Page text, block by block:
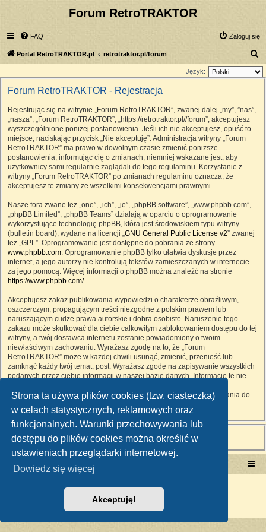
Strona ta używa plików cookies (tzw. ciasteczka)
w celach statystycznych, reklamowych oraz
funkcjonalnych. Warunki przechowywania lub
dostępu do plików cookies można określić w
ustawieniach przeglądarki internetowej.
Dowiedz się więcej
Akceptuję!
Forum RetroTRAKTOR
FAQ Zaloguj się
Portal RetroTRAKTOR.pl retrotraktor.pl/forum
z
Język:
Forum RetroTRAKTOR - Rejestracja
Rejestrując się na witrynie „Forum RetroTRAKTOR”, zwanej dalej „my”, ”nas”,
„nasza”, „Forum RetroTRAKTOR”, „https://retrotraktor.pl//forum”, akceptujesz
wyszczególnione poniżej postanowienia. Jeśli ich nie akceptujesz, opuść to
miejsce, naciskając przycisk „Nie akceptuję”. Administracja witryny „Forum
RetroTRAKTOR” ma prawo w dowolnym czasie zmienić poniższe
postanowienia, informując cię o zmianach, niemniej wskazane jest, aby
użytkownicy sami regularnie zaglądali do tego regulaminu. Korzystanie z
witryny „Forum RetroTRAKTOR” po zmianach regulaminu oznacza, że
akceptujesz te zmiany ze wszelkimi konsekwencjami prawnymi.
Nasze fora zwane też „one”, „ich”, „je”, „phpBB software”, „www.phpbb.com”,
„phpBB Limited”, „phpBB Teams” działają w oparciu o oprogramowanie
wykorzystujące technologię phpBB, która jest środowiskiem typu witryny
(bulletin board), wydane na licencji „GNU General Public License v2” zwanej
też „GPL”. Oprogramowanie jest dostępne do pobrania ze strony
www.phpbb.com. Oprogramowanie phpBB tylko ułatwia dyskusje przez
internet, a jego autorzy nie kontrolują tekstów zamieszczanych w internecie
za jego pomocą. Więcej informacji o phpBB można znaleźć na stronie
https://www.phpbb.com/.
Akceptujesz zakaz publikowania wypowiedzi o charakterze obraźliwym,
oszczerczym, propagującym treści niezgodne z polskim prawem lub
naruszającym cudze prawa autorskie i dobra osobiste. Naruszenie tego
zakazu może skutkować dla ciebie całkowitym zablokowaniem dostępu do tej
witryny, a twój dostawca internetu zostanie powiadomiony o twoim
niewłaściwym zachowaniu. Wyrażasz zgodę na to, że „Forum
RetroTRAKTOR” może w każdej chwili usunąć, zmienić, przenieść lub
zamknąć każdy twój temat, post. Wyrażasz zgodę na zapisywanie wszystkich
podanych przez ciebie informacji w naszej bazie danych. Informacje te nie
RetroTRAKTOR”, ani phpBB nie ponosi odpowiedzialności za włamania do
witryny, podczas których może dojść do kradzieży danych.
Portal RetroTRAKTOR.pl
Polski pakiet językowy dostarcza